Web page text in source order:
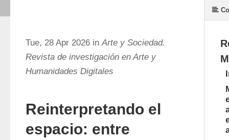
Tue, 28 Apr 2026 inArte y Sociedad.
Revista de investigación en Arte y
Humanidades Digitales
Reinterpretando el
espacio: entre